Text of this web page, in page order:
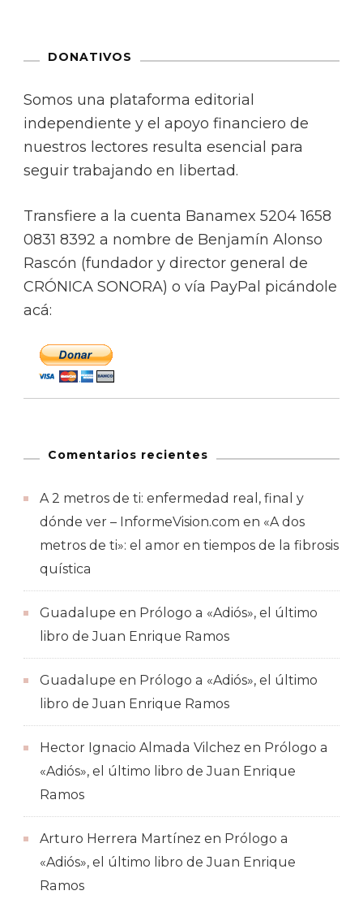
DONATIVOS
Somos una plataforma editorial
independiente y el apoyo financiero de
nuestros lectores resulta esencial para
seguir trabajando en libertad.
Transfiere a la cuenta Banamex 5204 1658
0831 8392 a nombre de Benjamín Alonso
Rascón (fundador y director general de
CRÓNICA SONORA) o vía PayPal picándole
acá:
Comentarios recientes
A 2 metros de ti: enfermedad real, final y
dónde ver – InformeVision.com en «A dos
metros de ti»: el amor en tiempos de la fibrosis
quística
Guadalupe en Prólogo a «Adiós», el último
libro de Juan Enrique Ramos
Guadalupe en Prólogo a «Adiós», el último
libro de Juan Enrique Ramos
Hector Ignacio Almada Vilchez en Prólogo a
«Adiós», el último libro de Juan Enrique
Ramos
Arturo Herrera Martínez en Prólogo a
«Adiós», el último libro de Juan Enrique
Ramos